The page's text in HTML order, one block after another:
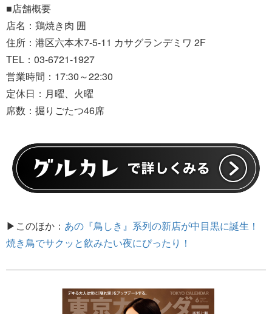
■店舗概要
店名：鶏焼き肉 囲
住所：港区六本木7-5-11 カサグランデミワ 2F
TEL：03-6721-1927
営業時間：17:30～22:30
定休日：月曜、火曜
席数：掘りごたつ46席
▶このほか： あの『鳥しき』系列の新店が中目黒に誕生！
焼き鳥でサクッと飲みたい夜にぴったり！